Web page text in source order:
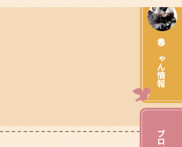
赤ちゃん情報
ブログ